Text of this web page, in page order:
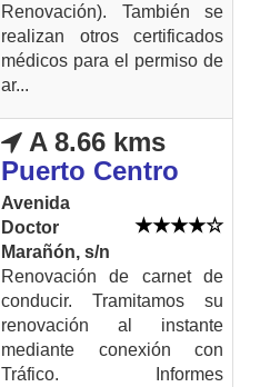
Renovación). También se
realizan otros certificados
médicos para el permiso de
ar...
A 8.66 kms
Puerto Centro
Avenida
Doctor
Marañón, s/n
Renovación de carnet de
conducir. Tramitamos su
renovación al instante
mediante conexión con
Tráfico. Informes